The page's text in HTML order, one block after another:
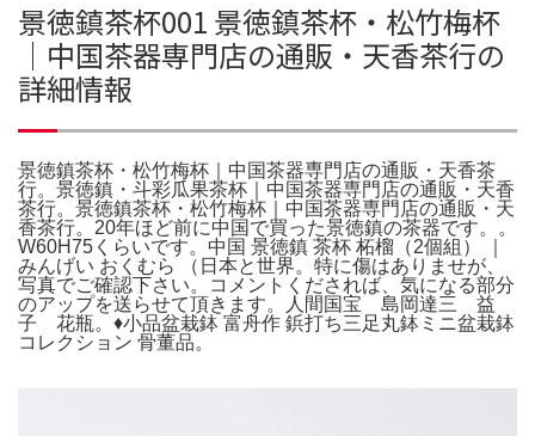
景徳鎮茶杯001 景徳鎮茶杯・松竹梅杯
｜中国茶器専門店の通販・天香茶行の
詳細情報
景徳鎮茶杯・松竹梅杯｜中国茶器専門店の通販・天香茶
行。景徳鎮・斗彩瓜果茶杯｜中国茶器専門店の通販・天香
茶行。景徳鎮茶杯・松竹梅杯｜中国茶器専門店の通販・天
香茶行。20年ほど前に中国で買った景徳鎮の茶器です。。
W60H75くらいです。中国 景徳鎮 茶杯 柘榴（2個組） ｜
みんげい おくむら （日本と世界。特に傷はありませが、
写真でご確認下さい。コメントくだされば、気になる部分
のアップを送らせて頂きます。人間国宝 島岡達三 益
子 花瓶。♦小品盆栽鉢 富舟作 鋲打ち三足丸鉢ミニ盆栽鉢
コレクション 骨董品。